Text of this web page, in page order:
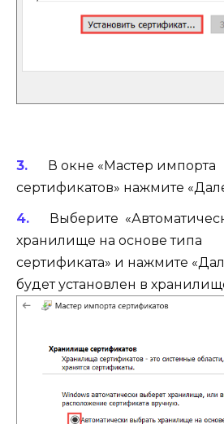
В окне «Мастер импорта
сертификатов» нажмите
Выберите
хранилище на основе типа
сертификата» и нажмите
будет установлен в